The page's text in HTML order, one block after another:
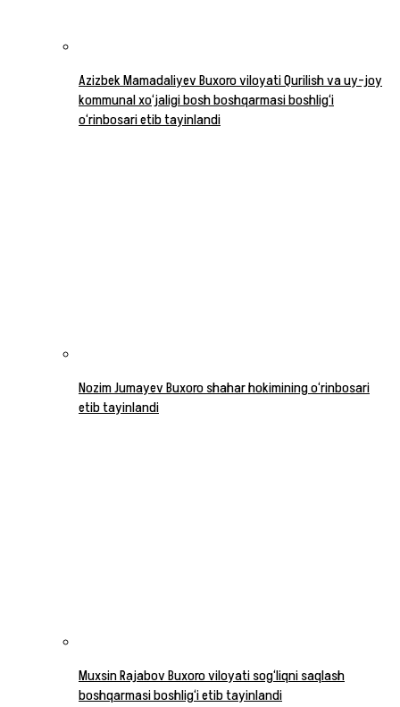
Azizbek Mamadaliyev Buxoro viloyati Qurilish va uy-joy
kommunal xo‘jaligi bosh boshqarmasi boshlig‘i
o‘rinbosari etib tayinlandi
Nozim Jumayev Buxoro shahar hokimining o‘rinbosari
etib tayinlandi
Muxsin Rajabov Buxoro viloyati sog‘liqni saqlash
boshqarmasi boshlig‘i etib tayinlandi